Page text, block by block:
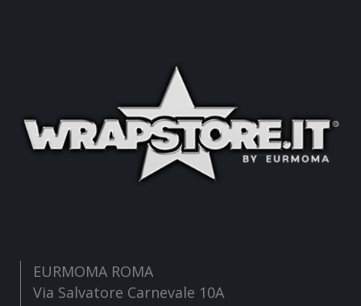
EURMOMA ROMA
Via Salvatore Carnevale 10A